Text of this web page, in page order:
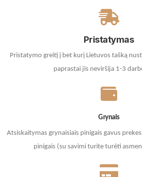
Pristatymas
Pristatymo greitį į bet kurį Lietuvos tašką
paprastai jis neviršija 1-3
Grynais
Atsiskaitymas grynaisiais pinigais gavus
pinigais (su savimi turite turėti